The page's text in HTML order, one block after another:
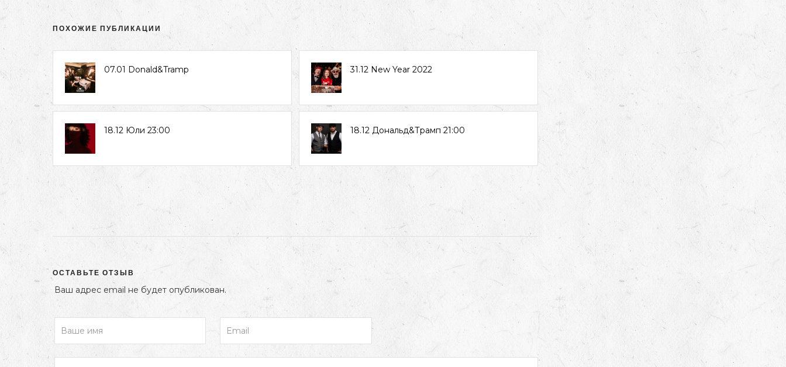
ПОХОЖИЕ ПУБЛИКАЦИИ
07.01 Donald&Tramp 31.12 New Year 2022
18.12 Юли 23:00 18.12 Дональд&Трамп 21:00
ОСТАВЬТЕ ОТЗЫВ
Ваш адрес email не будет опубликован.